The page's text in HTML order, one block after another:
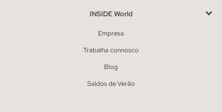
INSIDE World
Empresa
Trabalha connosco
Blog
Saldos de Verão